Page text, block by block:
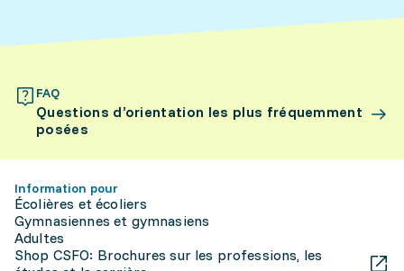
FAQ
Questions d’orientation les plus fréquemment
posées
Information pour
Écolières et écoliers
Gymnasiennes et gymnasiens
Adultes
Shop CSFO: Brochures sur les professions, les